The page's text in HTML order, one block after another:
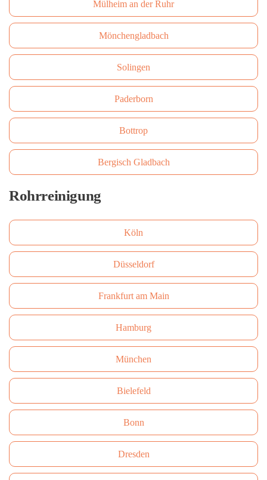
Mülheim an der Ruhr
Mönchengladbach
Solingen
Paderborn
Bottrop
Bergisch Gladbach
Rohrreinigung
Köln
Düsseldorf
Frankfurt am Main
Hamburg
München
Bielefeld
Bonn
Dresden